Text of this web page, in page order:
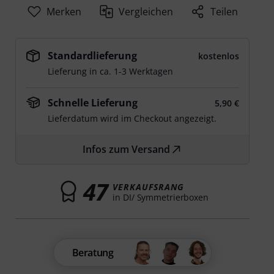
Merken Vergleichen Teilen
Standardlieferung
kostenlos
Lieferung in ca. 1-3 Werktagen
Schnelle Lieferung
5,90 €
Lieferdatum wird im Checkout angezeigt.
Infos zum Versand
47 VERKAUFSRANG
in DI/ Symmetrierboxen
Beratung